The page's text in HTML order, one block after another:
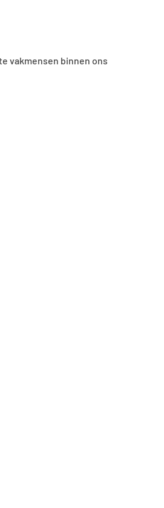
vakmensen binnen ons